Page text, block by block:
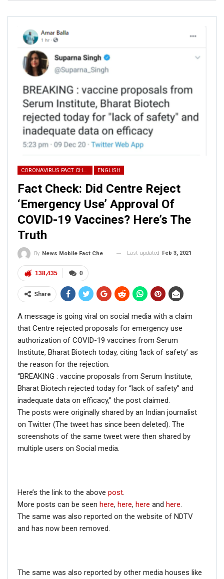
CORONAVIRUS FACT CHECK ENGLISH
Fact Check: Did Centre Reject
‘Emergency Use’ Approval Of
COVID-19 Vaccines? Here’s The
Truth
By News Mobile Fact Check Bureau Last updated Feb 3, 2021
0
138,435
Share
A message is going viral on social media with a claim
that Centre rejected proposals for emergency use
authorization of COVID-19 vaccines from Serum
Institute, Bharat Biotech today, citing ‘lack of safety’ as
the reason for the rejection.
“BREAKING : vaccine proposals from Serum Institute,
Bharat Biotech rejected today for “lack of safety” and
inadequate data on efficacy,” the post claimed.
The posts were originally shared by an Indian journalist
on Twitter (The tweet has since been deleted). The
screenshots of the same tweet were then shared by
multiple users on Social media.
Here’s the link to the above post
More posts can be seen here, here, here and here
The same was also reported on the website of NDTV
and has now been removed.
The same was also reported by other media houses like